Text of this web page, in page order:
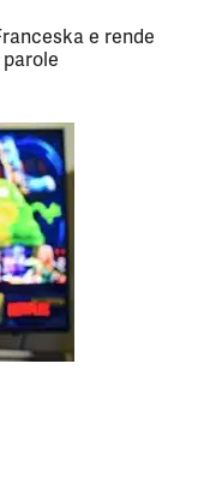
e rende